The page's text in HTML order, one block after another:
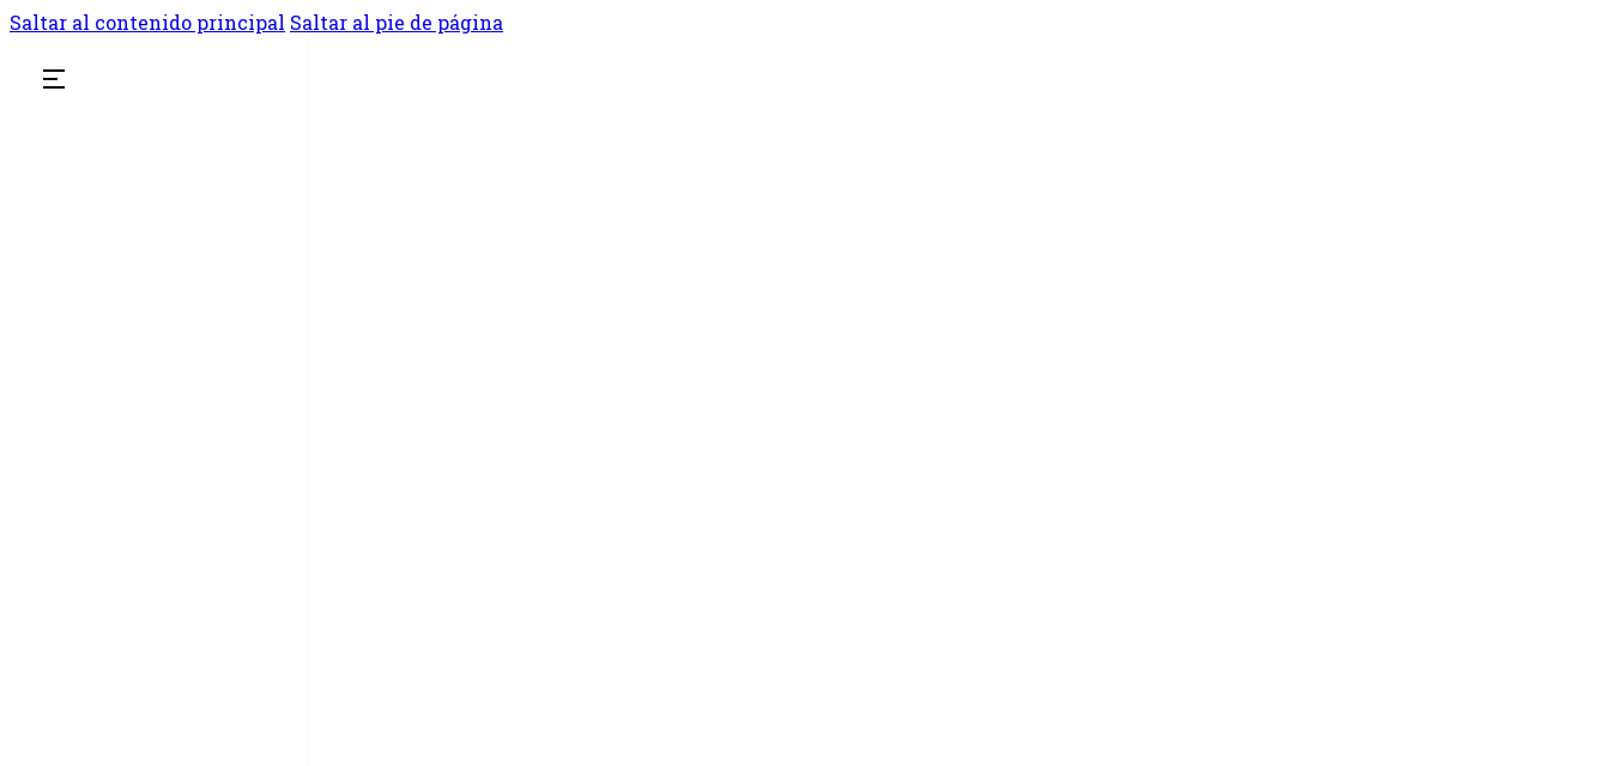
Saltar al contenido principal Saltar al pie de página